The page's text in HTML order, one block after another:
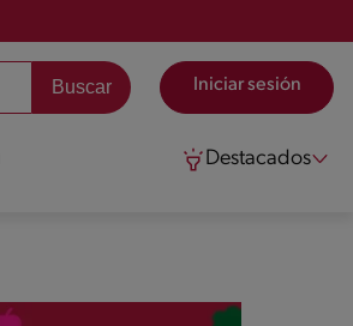
Iniciar sesión
Destacados